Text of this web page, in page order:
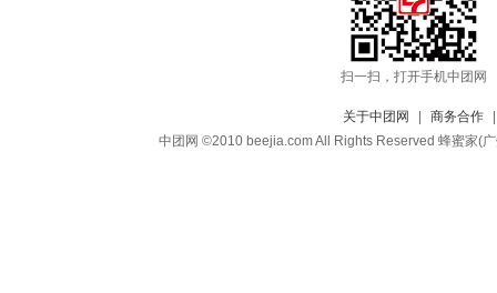
扫一扫，打开手机中团网
关于中团网 商务合作
中团网 ©2010 beejia.com All Rights Reserved 蜂蜜家(